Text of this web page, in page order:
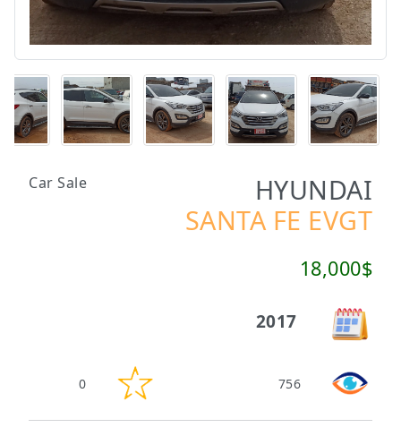
HYUNDAI
Car Sale
SANTA FE EVGT
18,000$
2017
756
0